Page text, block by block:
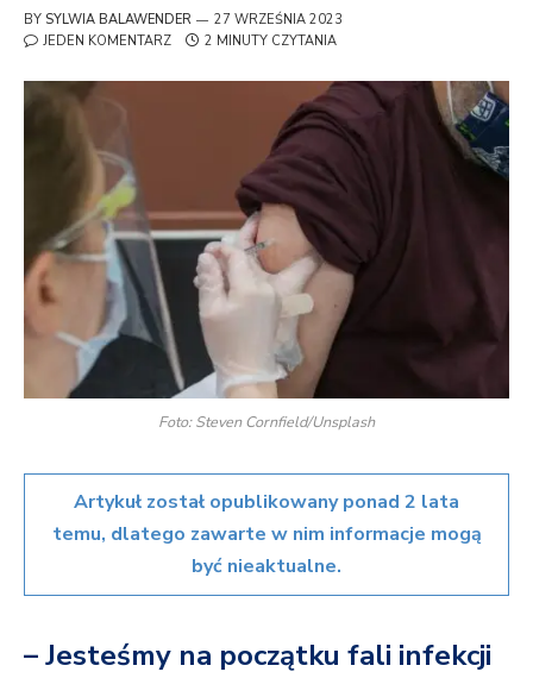
BY SYLWIA BALAWENDER
27 WRZEŚNIA 2023
JEDEN KOMENTARZ
2 MINUTY CZYTANIA
Foto: Steven Cornfield/Unsplash
Artykuł został opublikowany ponad 2 lata
temu, dlatego zawarte w nim informacje mogą
być nieaktualne.
– Jesteśmy na początku fali infekcji